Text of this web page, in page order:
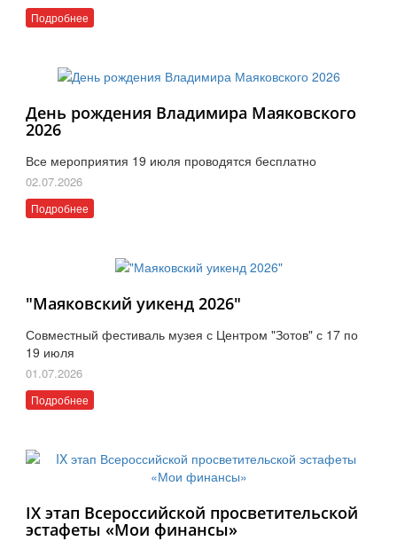
Подробнее
День рождения Владимира Маяковского
2026
Все мероприятия 19 июля проводятся бесплатно
02.07.2026
Подробнее
"Маяковский уикенд 2026"
Совместный фестиваль музея с Центром "Зотов" с 17 по
19 июля
01.07.2026
Подробнее
IX этап Всероссийской просветительской
эстафеты «Мои финансы»